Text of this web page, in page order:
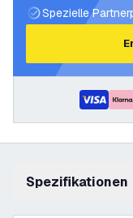
Spezielle
Spezifikationen